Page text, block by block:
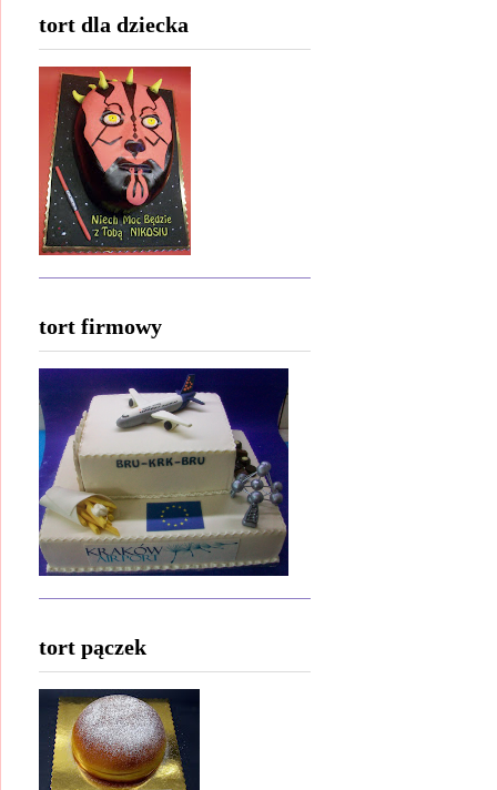
tort dla dziecka
tort firmowy
tort pączek